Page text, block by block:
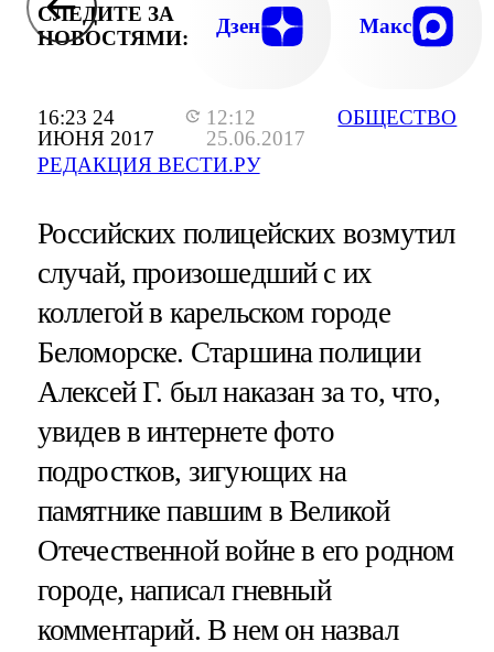
16:23 24
ИЮНЯ 2017
12:12
25.06.2017
РЕДАКЦИЯ ВЕСТИ.РУ
ОБЩЕСТВО
СЛЕДИТЕ ЗА
НОВОСТЯМИ:
Дзен Макс
Российских полицейских возмутил
случай, произошедший с их
коллегой в карельском городе
Беломорске. Старшина полиции
Алексей Г. был наказан за то, что,
увидев в интернете фото
подростков, зигующих на
памятнике павшим в Великой
Отечественной войне в его родном
городе, написал гневный
комментарий. В нем он назвал